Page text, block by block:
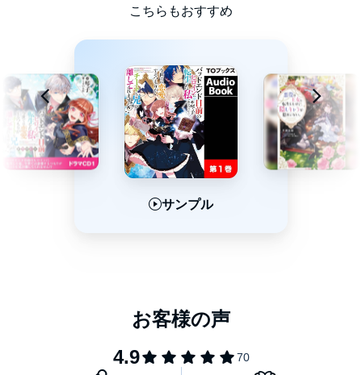
皆の優しさに感動が止まらない、そんななか──
「私と鈴音ちゃんは、入れ替わっているんです」
強メンタル令嬢が逆境を跳ね返す、愛され魔法学園ファンタジー
第９弾！©2025 Kotoko (P)TO Books.
こちらもおすすめ
サンプル